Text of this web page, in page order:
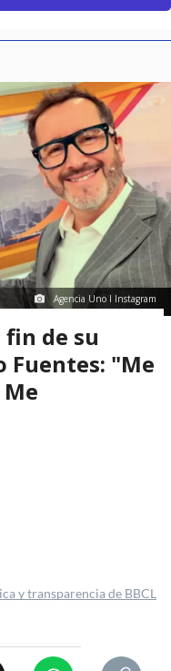
Agencia Uno I Instagram
de su
Fuentes: "Me
y transparencia de BBCL